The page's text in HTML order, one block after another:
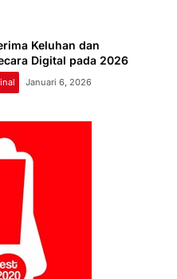
Keluhan dan
Digital pada 2026
Januari 6, 2026